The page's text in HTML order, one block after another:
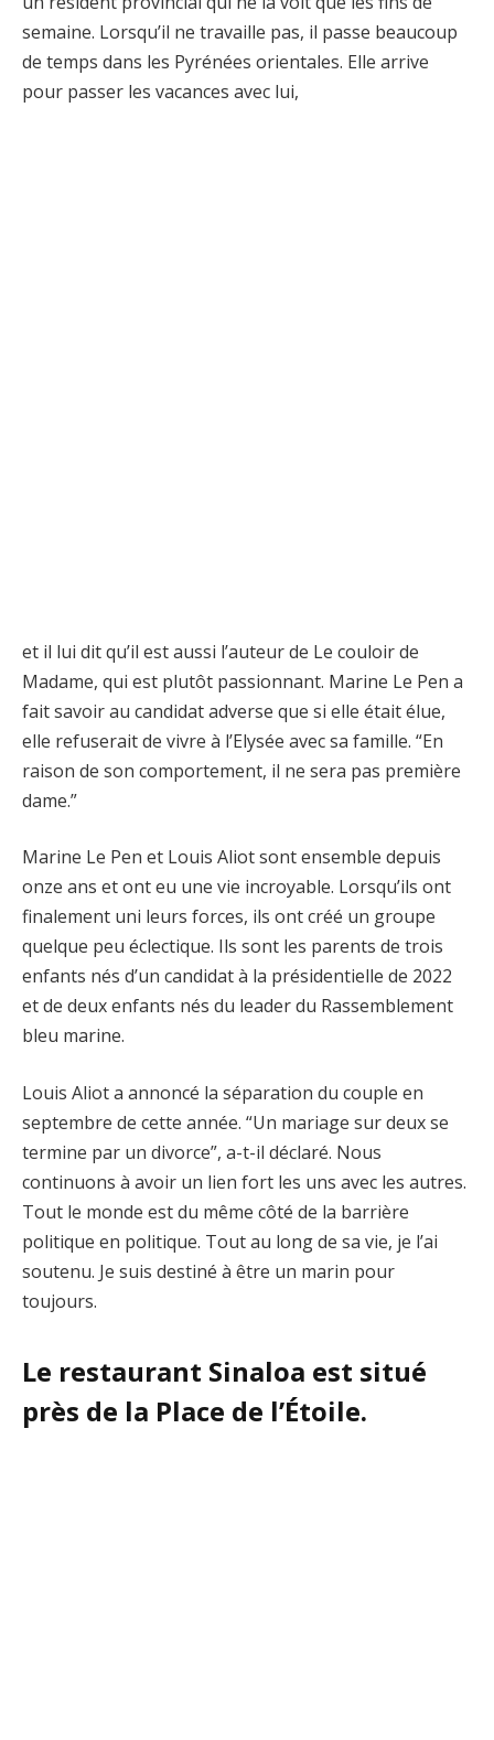
semaine. Lorsqu’il ne travaille pas, il passe beaucoup
de temps dans les Pyrénées orientales. Elle arrive
pour passer les vacances avec lui,
et il lui dit qu’il est aussi l’auteur de Le couloir de
Madame, qui est plutôt passionnant. Marine Le Pen a
fait savoir au candidat adverse que si elle était élue,
elle refuserait de vivre à l’Elysée avec sa famille. “En
raison de son comportement, il ne sera pas première
dame.”
Marine Le Pen et Louis Aliot sont ensemble depuis
onze ans et ont eu une vie incroyable. Lorsqu’ils ont
finalement uni leurs forces, ils ont créé un groupe
quelque peu éclectique. Ils sont les parents de trois
enfants nés d’un candidat à la présidentielle de 2022
et de deux enfants nés du leader du Rassemblement
bleu marine.
Louis Aliot a annoncé la séparation du couple en
septembre de cette année. “Un mariage sur deux se
termine par un divorce”, a-t-il déclaré. Nous
continuons à avoir un lien fort les uns avec les autres.
Tout le monde est du même côté de la barrière
politique en politique. Tout au long de sa vie, je l’ai
soutenu. Je suis destiné à être un marin pour
toujours.
Le restaurant Sinaloa est situé
près de la Place de l’Étoile.